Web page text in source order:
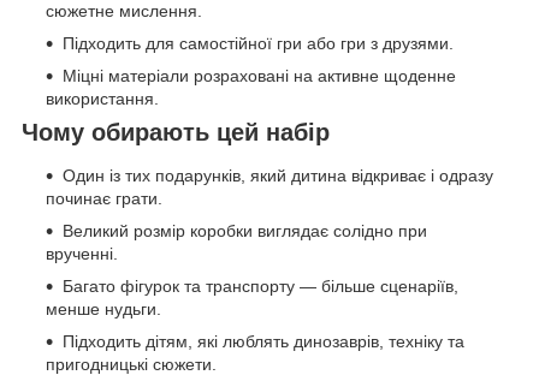
сюжетне мислення.
Підходить для самостійної гри або гри з друзями.
Міцні матеріали розраховані на активне щоденне
використання.
Чому обирають цей набір
Один із тих подарунків, який дитина відкриває і одразу
починає грати.
Великий розмір коробки виглядає солідно при
врученні.
Багато фігурок та транспорту — більше сценаріїв,
менше нудьги.
Підходить дітям, які люблять динозаврів, техніку та
пригодницькі сюжети.